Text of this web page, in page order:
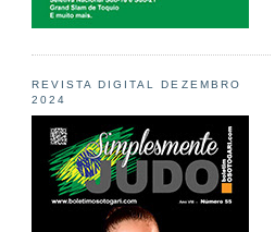
REVISTA DIGITAL DEZEMBRO
2024